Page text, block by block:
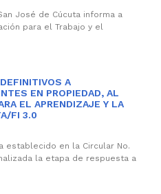
José de Cúcuta informa a
para el Trabajo y el
A
EN PROPIEDAD, AL
EL APRENDIZAJE Y LA
FI 3.0
establecido en la Circular No.
la etapa de respuesta a